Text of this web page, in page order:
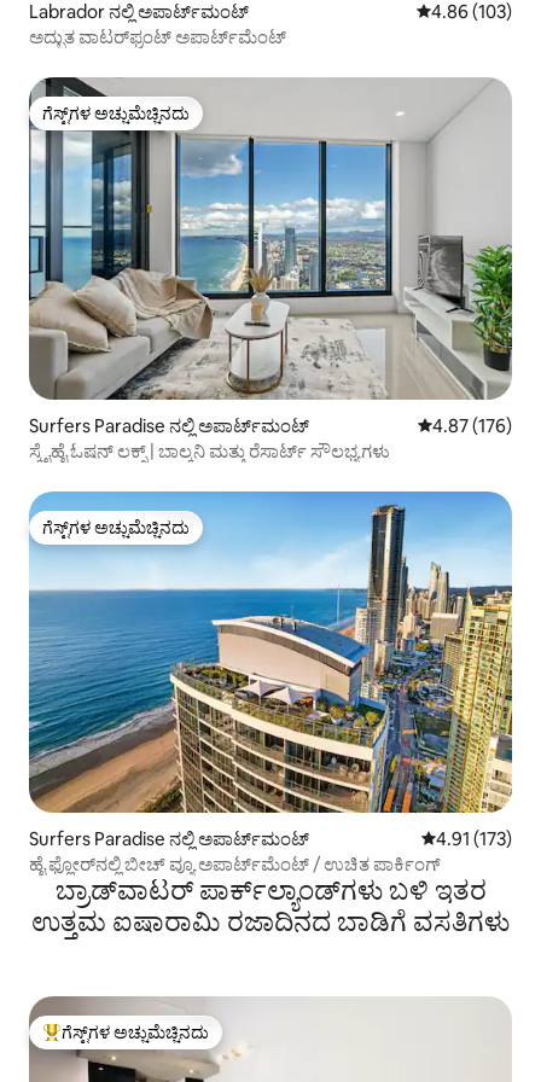
Labrador ನಲ್ಲಿ ಅಪಾರ್ಟ್‌ಮಂಟ್ 5 ರಲ್ಲಿ 4.86
4.86 (103)
ಅದ್ಭುತ ವಾಟರ್‌ಫ್ರಂಟ್ ಅಪಾರ್ಟ್‌ಮೆಂಟ್
ಗೆಸ್ಟ್‌ಗಳ ಅಚ್ಚುಮೆಚ್ಚಿನದು
ಗೆಸ್ಟ್‌ಗಳ ಅಚ್ಚುಮೆಚ್ಚಿನದು
Surfers Paradise ನಲ್ಲಿ ಅಪಾರ್ಟ್‌ಮಂಟ್ 5 ರಲ್ಲಿ 4.87
4.87 (176)
ಸ್ಕೈಹೈ ಓಷನ್ ಲಕ್ಸ್ | ಬಾಲ್ಕನಿ ಮತ್ತು ರೆಸಾರ್ಟ್ ಸೌಲಭ್ಯಗಳು
ಗೆಸ್ಟ್‌ಗಳ ಅಚ್ಚುಮೆಚ್ಚಿನದು
ಗೆಸ್ಟ್‌ಗಳ ಅಚ್ಚುಮೆಚ್ಚಿನದು
Surfers Paradise ನಲ್ಲಿ ಅಪಾರ್ಟ್‌ಮಂಟ್ 5 ರಲ್ಲಿ 4.91
4.91 (173)
ಹೈ ಫ್ಲೋರ್‌ನಲ್ಲಿ ಬೀಚ್ ವ್ಯೂ ಅಪಾರ್ಟ್‌ಮೆಂಟ್ / ಉಚಿತ ಪಾರ್ಕಿಂಗ್
ಬ್ರಾಡ್‌ವಾಟರ್ ಪಾರ್ಕ್‌ಲ್ಯಾಂಡ್‌ಗಳು ಬಳಿ ಇತರ
ಉತ್ತಮ ಐಷಾರಾಮಿ ರಜಾದಿನದ ಬಾಡಿಗೆ ವಸತಿಗಳು
ಗೆಸ್ಟ್‌ಗಳಿಗೆ ಅತಿ ಹೆಚ್ಚು ಅಚ್ಚುಮೆಚ್ಚಿನದು
ಗೆಸ್ಟ್‌ಗಳ ಅಚ್ಚುಮೆಚ್ಚಿನದು